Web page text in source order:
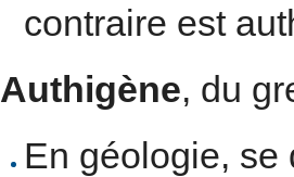
contraire est
Authigène, du
En géologie, se